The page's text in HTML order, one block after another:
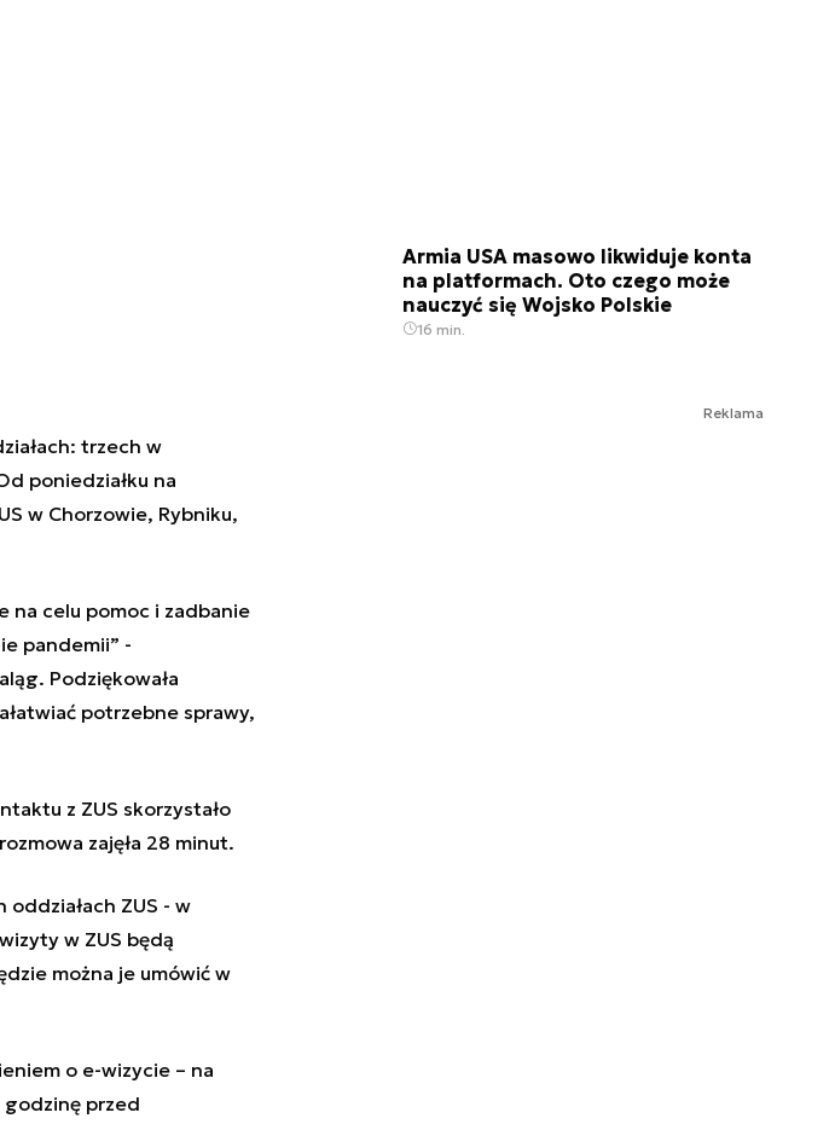
trzech w
poniedziałku na
w Chorzowie, Rybniku,
na celu pomoc i zadbanie
pandemii” -
Podziękowała
potrzebne sprawy,
z ZUS skorzystało
zajęła 28 minut.
ZUS - w
w ZUS będą
można je umówić w
o e-wizycie – na
przed
Armia USA masowo likwiduje konta
na platformach. Oto czego może
nauczyć się Wojsko Polskie
16 min.
Reklama